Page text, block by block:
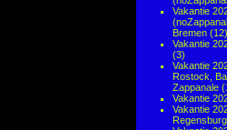
Vakantie
Bremen (12)
Vakantie
(3)
Vakantie
Rostock,
Zappanale
Vakantie
Vakantie